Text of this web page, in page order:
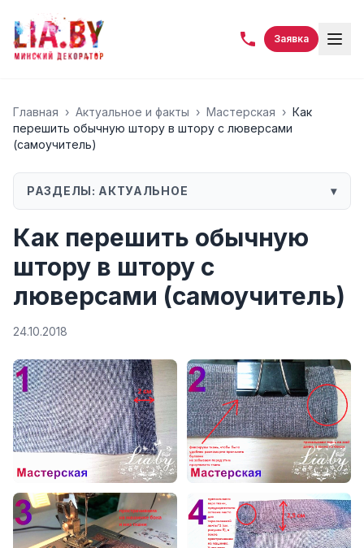
Заявка
Главная › Актуальное и факты › Мастерская › Как
перешить обычную штору в штору с люверсами
(самоучитель)
РАЗДЕЛЫ: АКТУАЛЬНОЕ ▾
Как перешить обычную
штору в штору с
люверсами (самоучитель)
24.10.2018